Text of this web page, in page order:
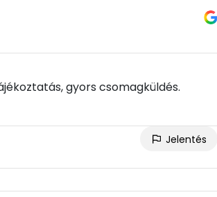
gyors csomagküldés.
Jelentés